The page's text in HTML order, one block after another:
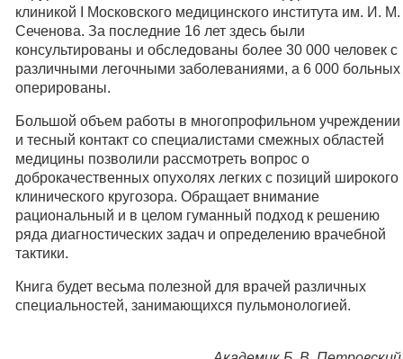
клиникой I Московского медицинского института им. И. М.
Сеченова. За последние 16 лет здесь были
консультированы и обследованы более 30 000 человек с
различными легочными заболеваниями, а 6 000 больных
оперированы.
Большой объем работы в многопрофильном учреждении
и тесный контакт со специалистами смежных областей
медицины позволили рассмотреть вопрос о
доброкачественных опухолях легких с позиций широкого
клинического кругозора. Обращает внимание
рациональный и в целом гуманный подход к решению
ряда диагностических задач и определению врачебной
тактики.
Книга будет весьма полезной для врачей различных
специальностей, занимающихся пульмонологией.